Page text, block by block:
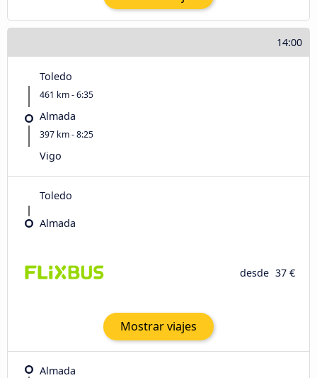
14:00
Toledo
461 km - 6:35
Almada
397 km - 8:25
Vigo
Toledo
Almada
desde 37 €
Mostrar viajes
Almada